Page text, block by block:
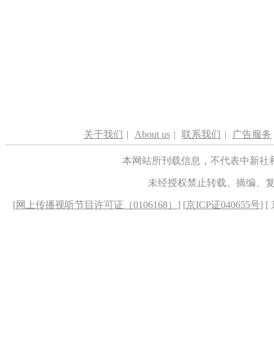
关于我们 | About us | 联系我们 | 广告服务
本网站所刊载信息，不代表中新
未经授权禁止转载、摘编、
[网上传播视听节目许可证（0106168） ] [京ICP证040655号] [